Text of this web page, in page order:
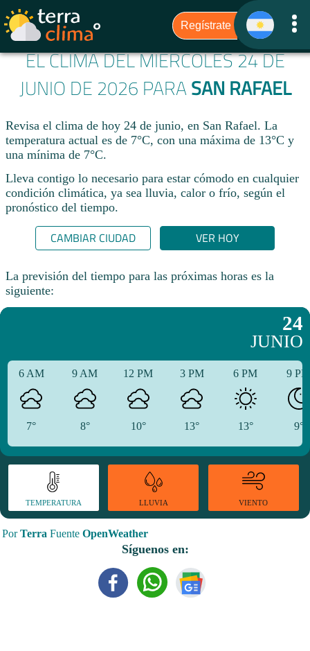
EL CLIMA DEL MIÉRCOLES 24 DE
JUNIO DE 2026 PARA SAN RAFAEL
Revisa el clima de hoy 24 de junio, en San Rafael. La
temperatura actual es de 7°C, con una máxima de 13°C y
una mínima de 7°C.​
Lleva contigo lo necesario para estar cómodo en cualquier
condición climática, ya sea lluvia, calor o frío, según el
pronóstico del tiempo.
CAMBIAR CIUDAD VER HOY
La previsión del tiempo para las próximas horas es la
siguiente:
24
JUNIO
6 AM
7°
9 AM
8°
12 PM
10°
3 PM
13°
6 PM
13°
9
9°
TEMPERATURA LLUVIA VIENTO
PorTerra Fuente OpenWeather
Síguenos en: